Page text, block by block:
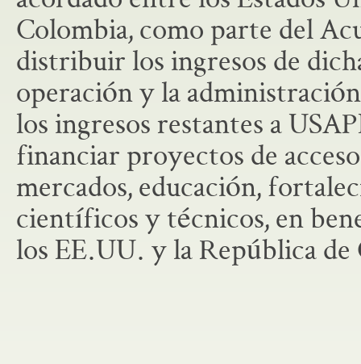
Colombia, como parte del
distribuir los ingresos de
operación y la
los ingresos restantes a
financiar proyectos de
mercados, educación,
científicos y técnicos, en
los EE.UU. y la República